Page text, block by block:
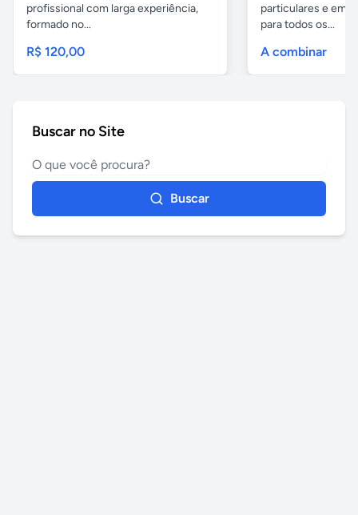
profissional com larga experiência,
formado no...
R$ 120,00
particulares e em
para todos os...
A combinar
Buscar no Site
Buscar